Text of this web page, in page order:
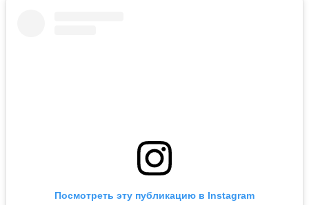
Посмотреть эту публикацию в Instagram